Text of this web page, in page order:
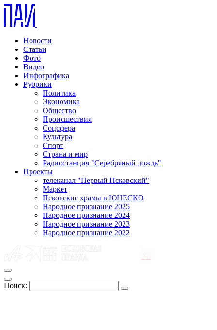
Новости
Статьи
Фото
Видео
Инфографика
Рубрики
Политика
Экономика
Общество
Происшествия
Соцсфера
Культура
Спорт
Страна и мир
Радиостанция "Серебряный дождь"
Проекты
телеканал "Первый Псковский"
Маркет
Псковские храмы в ЮНЕСКО
Народное признание 2025
Народное признание 2024
Народное признание 2023
Народное признание 2022
Поиск: